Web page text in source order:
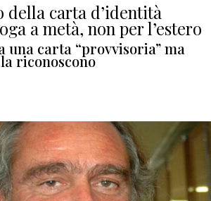
della carta d’identità
a metà, non per l’estero
una carta “provvisoria” ma
riconoscono